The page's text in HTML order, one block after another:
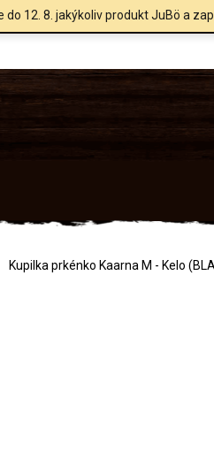
12. 8. jakýkoliv produkt JuBö a
Kupilka prkénko Kaarna M - Kelo